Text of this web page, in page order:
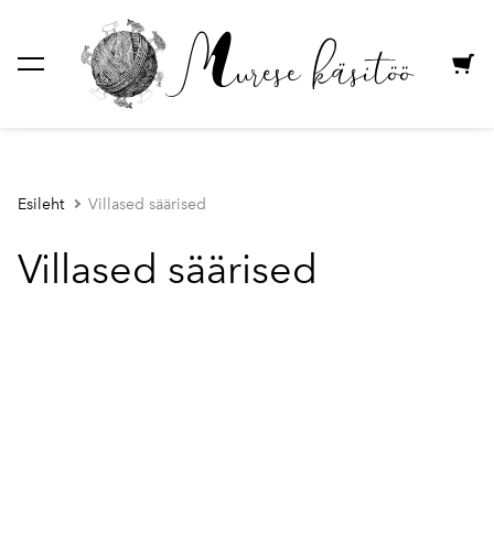
lisati ostukorvi. Vaata ostukorvi
Esileht Villased säärised
Villased säärised